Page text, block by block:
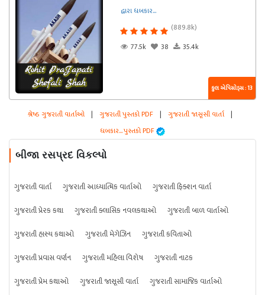
દ્વારા ધબકાર...
(889.8k)
77.5k
38 35.4k
કુલ એપિસોડ્સ : 13
શ્રેષ્ઠ ગુજરાતી વાર્તાઓ | ગુજરાતી પુસ્તકો PDF | ગુજરાતી જાસૂસી વાર્તા |
ધબકાર... પુસ્તકો PDF
બીજા રસપ્રદ વિકલ્પો
ગુજરાતી વાર્તા ગુજરાતી આધ્યાત્મિક વાર્તાઓ
ગુજરાતી ફિક્શન વાર્તા
ગુજરાતી પ્રેરક કથા
ગુજરાતી ક્લાસિક નવલકથાઓ
ગુજરાતી બાળ વાર્તાઓ
ગુજરાતી હાસ્ય કથાઓ
ગુજરાતી મેગેઝિન
ગુજરાતી કવિતાઓ
ગુજરાતી પ્રવાસ વર્ણન
ગુજરાતી મહિલા વિશેષ
ગુજરાતી નાટક
ગુજરાતી પ્રેમ કથાઓ
ગુજરાતી જાસૂસી વાર્તા ગુજરાતી સામાજિક વાર્તાઓ